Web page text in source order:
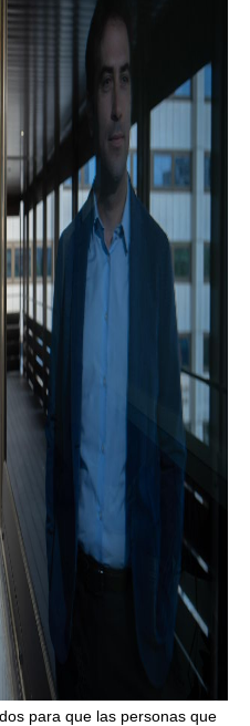
para que las personas que